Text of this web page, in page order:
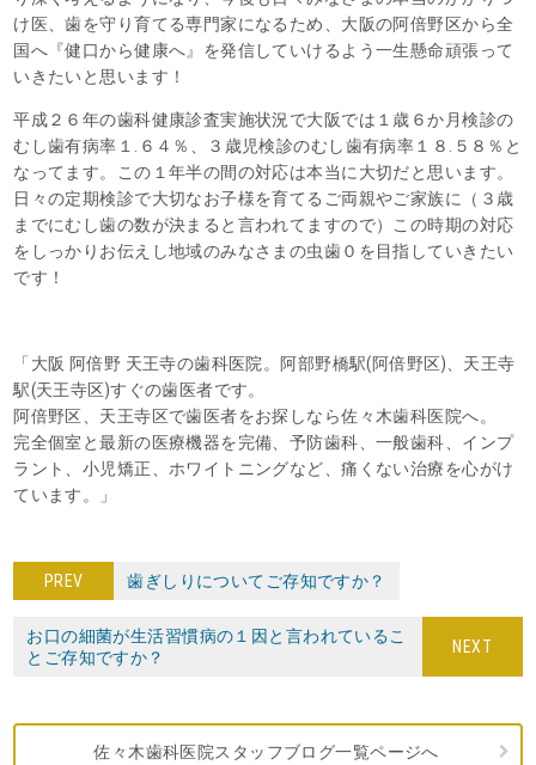
け医、歯を守り育てる専門家になるため、大阪の阿倍野区から全
国へ『健口から健康へ』を発信していけるよう一生懸命頑張って
いきたいと思います！
平成２６年の歯科健康診査実施状況で大阪では１歳６か月検診の
むし歯有病率１.６４％、３歳児検診のむし歯有病率１８.５８％と
なってます。この１年半の間の対応は本当に大切だと思います。
日々の定期検診で大切なお子様を育てるご両親やご家族に（３歳
までにむし歯の数が決まると言われてますので）この時期の対応
をしっかりお伝えし地域のみなさまの虫歯０を目指していきたい
です！
「大阪 阿倍野 天王寺の歯科医院。阿部野橋駅(阿倍野区)、天王寺
駅(天王寺区)すぐの歯医者です。
阿倍野区、天王寺区で歯医者をお探しなら佐々木歯科医院へ。
完全個室と最新の医療機器を完備、予防歯科、一般歯科、インプ
ラント、小児矯正、ホワイトニングなど、痛くない治療を心がけ
ています。」
PREV 歯ぎしりについてご存知ですか？
NEXT
お口の細菌が生活習慣病の１因と言われているこ
とご存知ですか？
佐々木歯科医院スタッフブログ一覧ページへ